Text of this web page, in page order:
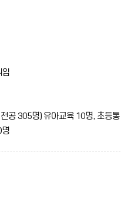
임
공 305명) 유아교육 10명, 초등통
명